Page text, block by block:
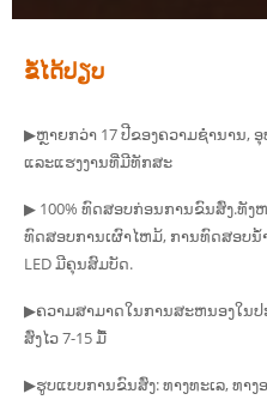
ຂໍ້ໄດ້ປຽບ
▶ຫຼາຍກວ່າ 17 ປີຂອງຄວາມຊໍານານ,
ແລະແຮງງານທີ່ມີທັກສະ
▶ 100% ທົດສອບກ່ອນການຂົນສົ່ງ.ທັງ
ທົດສອບການເຜົາໄຫມ້, ການທົດສອບ
LED ມີຄຸນສົມບັດ.
▶ຄວາມສາມາດໃນການສະຫນອງໃນປ
ສົ່ງໄວ 7-15 ມື້
▶ຮູບແບບການຂົນສົ່ງ: ທາງທະເລ, ທາງ